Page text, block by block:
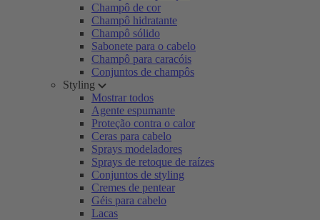
Champô de cor
Champô hidratante
Champô sólido
Sabonete para o cabelo
Champô para caracóis
Conjuntos de champôs
Styling
Mostrar todos
Agente espumante
Proteção contra o calor
Ceras para cabelo
Sprays modeladores
Sprays de retoque de raízes
Conjuntos de styling
Cremes de pentear
Géis para cabelo
Lacas